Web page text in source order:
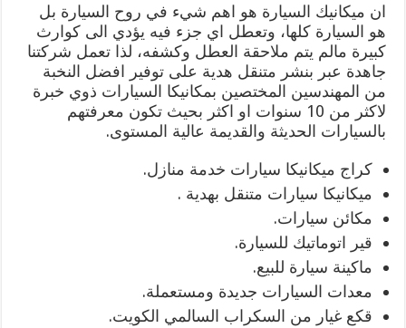
ان ميكانيك السيارة هو اهم شيء في روح السيارة بل
هو السيارة كلها، وتعطل اي جزء فيه يؤدي الى كوارث
كبيرة مالم يتم ملاحقة العطل وكشفه، لذا تعمل شركتنا
جاهدة عبر بنشر متنقل هدية على توفير افضل النخبة
من المهندسين المختصين بمكانيكا السيارات ذوي خبرة
لاكثر من 10 سنوات او اكثر بحيث تكون معرفتهم
بالسيارات الحديثة والقديمة عالية المستوى.
كراج ميكانيكا سيارات خدمة منازل.
ميكانيكا سيارات متنقل بهدية .
مكائن سيارات.
قير اتوماتيك للسيارة.
ماكينة سيارة للبيع.
معدات السيارات جديدة ومستعملة.
قكع غيار من السكراب السالمي الكويت.